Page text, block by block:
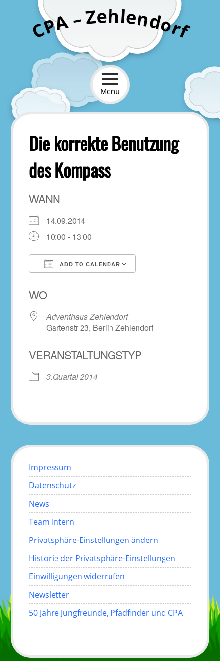
CPA–Zehlendor
f
Menu
Die korrekte Benutzung
des Kompass
WANN
14.09.2014
10:00 - 13:00
ADD TO CALENDAR
WO
Adventhaus Zehlendorf
Gartenstr 23, Berlin Zehlendorf
VERANSTALTUNGSTYP
3.Quartal 2014
Impressum
Datenschutz
News
Team Intern
Privatsphäre-Einstellungen ändern
Historie der Privatsphäre-Einstellungen
Einwilligungen widerrufen
Newsletter
50 Jahre Jungfreunde, Pfadfinder und CPA